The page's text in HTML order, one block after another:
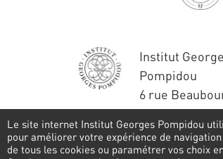
Institut
Pompidou
6 rue
75004 Paris
Tél. : 01 44 78
Le site internet Institut Georges Pompidou
pour améliorer votre expérience de
de tous les cookies ou paramétrer vos choix